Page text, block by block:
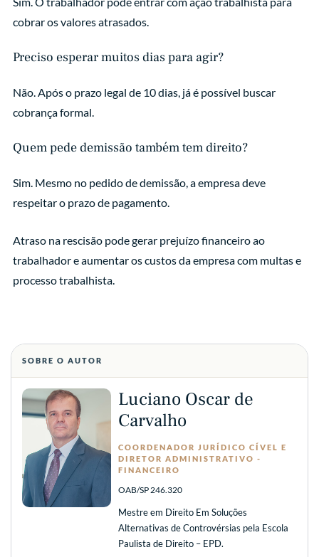
cobrar os valores atrasados.
Preciso esperar muitos dias para agir?
Não. Após o prazo legal de 10 dias, já é possível buscar
cobrança formal.
Quem pede demissão também tem direito?
Sim. Mesmo no pedido de demissão, a empresa deve
respeitar o prazo de pagamento.
Atraso na rescisão pode gerar prejuízo financeiro ao
trabalhador e aumentar os custos da empresa com multas e
processo trabalhista.
SOBRE O AUTOR
Luciano Oscar de
Carvalho
COORDENADOR JURÍDICO CÍVEL E
DIRETOR ADMINISTRATIVO -
FINANCEIRO
OAB/SP 246.320
Mestre em Direito Em Soluções
Alternativas de Controvérsias pela Escola
Paulista de Direito – EPD.